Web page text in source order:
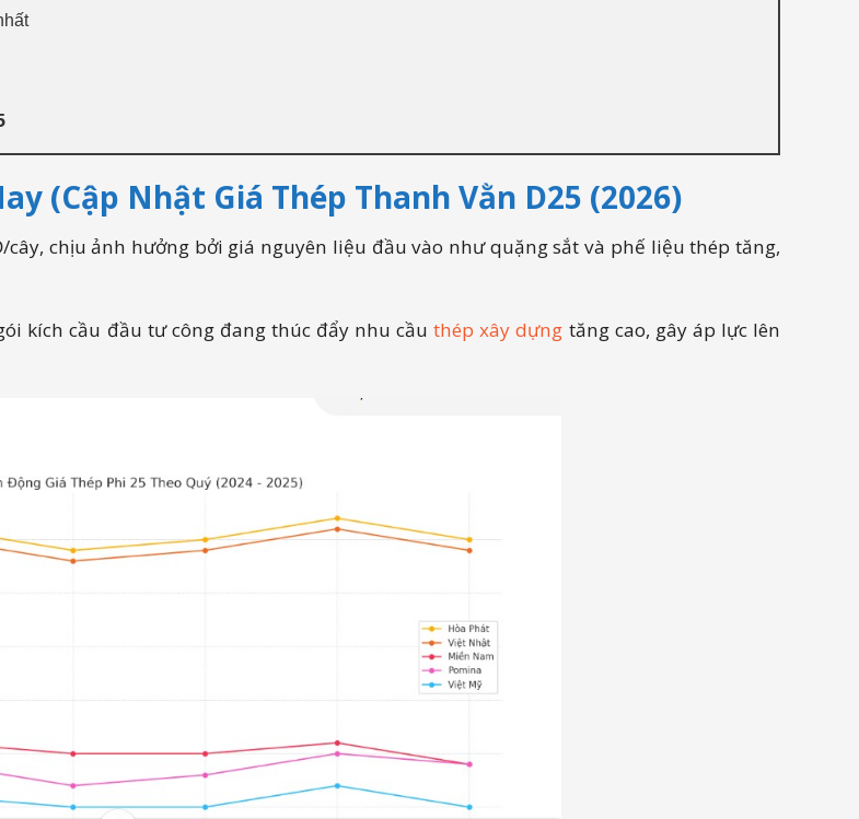
(Cập Nhật Giá Thép Thanh Vằn D25 (2026)
chịu ảnh hưởng bởi giá nguyên liệu đầu vào như quặng sắt và phế liệu thép tăng,
kích cầu đầu tư công đang thúc đẩy nhu cầuthép xây dựng tăng cao, gây áp lực lên